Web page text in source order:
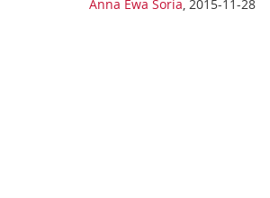
Anna Ewa Soria, 2015-11-28